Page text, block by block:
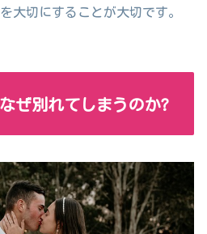
大切にすることが大切です。
ぜ別れてしまうのか?